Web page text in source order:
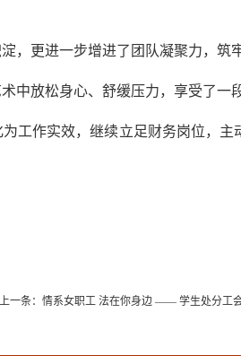
，更进一步增进了团队凝聚力，
中放松身心、舒缓压力，享受了一
工作实效，继续立足财务岗位， 主
上一条： 情系女职工 法在你身边 —— 学生处分工